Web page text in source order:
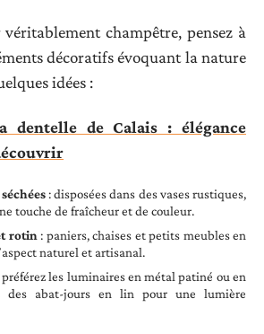
champêtre, pensez à
décoratifs évoquant la nature
idées :
dentelle de Calais : élégance
: disposées dans des vases rustiques,
touche de fraîcheur et de couleur.
rotin : paniers, chaises et petits meubles en
naturel et artisanal.
préférez les luminaires en métal patiné ou en
des abat-jours en lin pour une lumière